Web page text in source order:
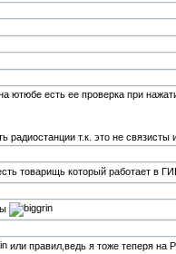
ютюбе есть ее проверка при
радиостанции т.к. это не
товарищь который работает в
или правил,ведь я тоже теперя на